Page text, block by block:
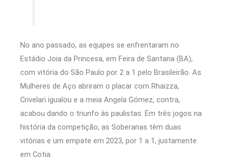
No ano passado, as equipes se enfrentaram no
Estádio Joia da Princesa, em Feira de Santana (BA),
com vitória do São Paulo por 2 a 1 pelo Brasileirão. As
Mulheres de Aço abriram o placar com Rhaizza,
Crivelari igualou e a meia Angela Gómez, contra,
acabou dando o triunfo às paulistas. Em três jogos na
história da competição, as Soberanas têm duas
vitórias e um empate em 2023, por 1 a 1, justamente
em Cotia.